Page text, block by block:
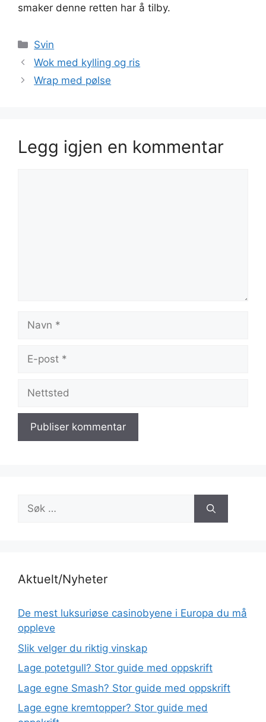
smaker denne retten har å tilby.
Kategorier
Svin
Wok med kylling og ris
Wrap med pølse
Legg igjen en kommentar
Navn
Nettsted
Søk
etter:
Aktuelt/Nyheter
De mest luksuriøse casinobyene i Europa du må
oppleve
Slik velger du riktig vinskap
Lage potetgull? Stor guide med oppskrift
Lage egne Smash? Stor guide med oppskrift
Lage egne kremtopper? Stor guide med